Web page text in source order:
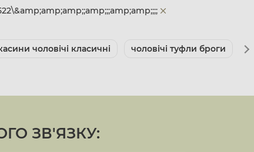
чоловічі класичні чоловічі туфли броги
ЗВ'ЯЗКУ: